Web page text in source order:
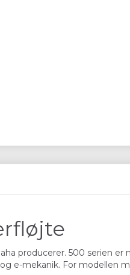
producerer. 500 serien
e-mekanik. For modellen